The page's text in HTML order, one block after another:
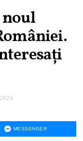
noul
MESSENGER